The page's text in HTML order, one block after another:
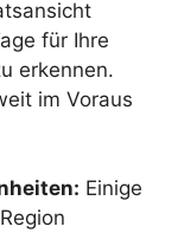
für Ihre
erkennen.
im Voraus
Einige